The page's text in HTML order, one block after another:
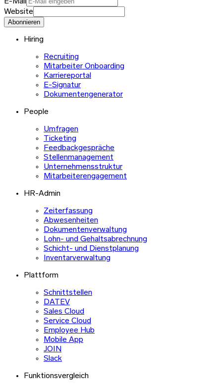
Website
Abonnieren
Hiring
Recruiting
Mitarbeiter Onboarding
Karriereportal
E-Signatur
Dokumentengenerator
People
Umfragen
Ticketing
Feedbackgespräche
Stellenmanagement
Unternehmensstruktur
Mitarbeiterengagement
HR-Admin
Zeiterfassung
Abwesenheiten
Dokumentenverwaltung
Lohn- und Gehaltsabrechnung
Schicht- und Dienstplanung
Inventarverwaltung
Plattform
Schnittstellen
DATEV
Sales Cloud
Service Cloud
Employee Hub
Mobile App
JOIN
Slack
Funktionsvergleich